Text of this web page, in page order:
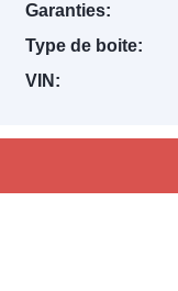
Garanties:
Type de boite:
VIN: